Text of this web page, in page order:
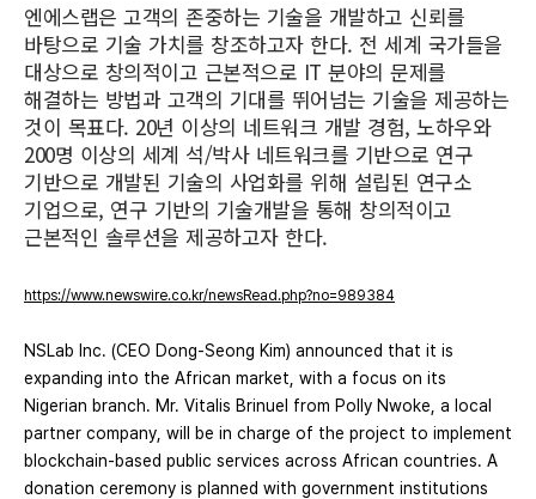
엔에스랩은 고객의 존중하는 기술을 개발하고 신뢰를
바탕으로 기술 가치를 창조하고자 한다. 전 세계 국가들을
대상으로 창의적이고 근본적으로 IT 분야의 문제를
해결하는 방법과 고객의 기대를 뛰어넘는 기술을 제공하는
것이 목표다. 20년 이상의 네트워크 개발 경험, 노하우와
200명 이상의 세계 석/박사 네트워크를 기반으로 연구
기반으로 개발된 기술의 사업화를 위해 설립된 연구소
기업으로, 연구 기반의 기술개발을 통해 창의적이고
근본적인 솔루션을 제공하고자 한다.
https://www.newswire.co.kr/newsRead.php?no=989384
NSLab Inc. (CEO Dong-Seong Kim) announced that it is
expanding into the African market, with a focus on its
Nigerian branch. Mr. Vitalis Brinuel from Polly Nwoke, a local
partner company, will be in charge of the project to implement
blockchain-based public services across African countries. A
donation ceremony is planned with government institutions